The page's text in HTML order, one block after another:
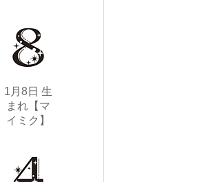
1月8日 生
まれ【マ
イミク】